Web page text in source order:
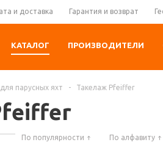
и доставка Гарантия и возврат
КАТАЛОГ ПРОИЗВОДИТЕЛИ
парусных яхт - Такелаж Pfeiffer
По популярности По алфавиту